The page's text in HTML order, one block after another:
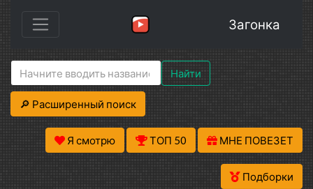
Загонка
Найти
🔎 Расширенный поиск
Я смотрю ТОП 50 МНЕ ПОВЕЗЕТ
Подборки